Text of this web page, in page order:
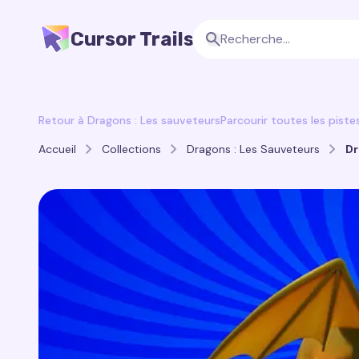
Cursor Trails
Retour à Dragons : Les sauveteursParcourir toutes les
Accueil
Collections Dragons : Les Sauveteurs